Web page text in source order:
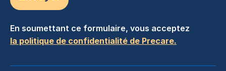
En soumettant ce formulaire, vous acceptez
la politique de confidentialité de Precare.